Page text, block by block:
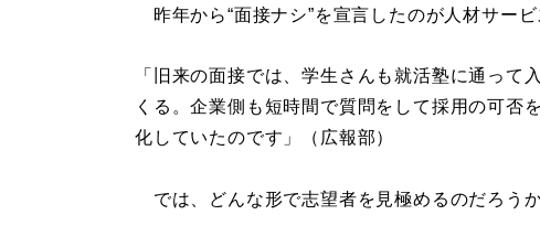
昨年から“面接ナシ”を宣言したのが人材サー
「旧来の面接では、学生さんも就活塾に通って
くる。企業側も短時間で質問をして採用の可否
化していたのです」（広報部）
では、どんな形で志望者を見極めるのだろうか